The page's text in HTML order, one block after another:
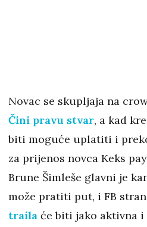
Novac se skupljaja na
Čini pravu stvar, a kad
biti moguće uplatiti i
za prijenos novca Keks
Brune Šimleše glavni je
može pratiti put, i FB
traila će biti jako aktivna i